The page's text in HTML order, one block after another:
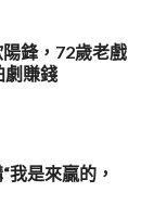
鋒，72歲老戲
劇賺錢
我是來贏的，